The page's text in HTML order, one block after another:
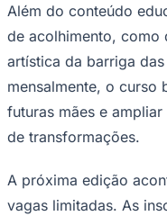
Além do conteúdo
de acolhimento, como
artística da barriga
mensalmente, o curso
futuras mães e
de transformações.
A próxima edição
vagas limitadas. As